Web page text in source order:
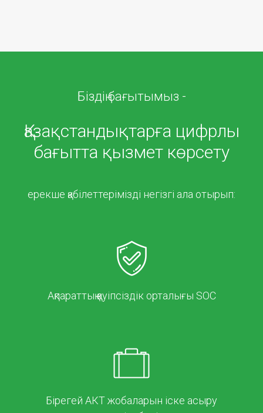
Біздің бағытымыз -
Қазақстандықтарға цифрлы
бағытта қызмет көрсету
ерекше қабілеттерімізді негізгі ала отырып:
Ақпараттық қауіпсіздік орталығы SOC
Бірегей АКТ жобаларын іске асыру